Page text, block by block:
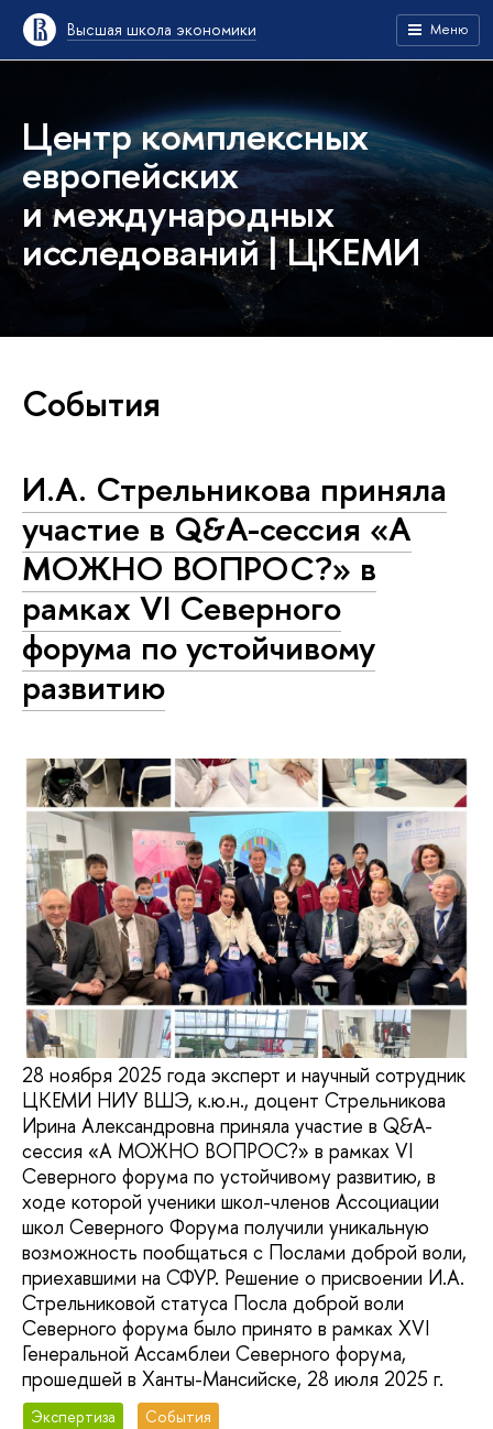
Высшая школа экономики Меню
Центр комплексных
европейских
и международных
исследований | ЦКЕМИ
События
И.А. Стрельникова приняла
участие в Q&A-сессия «А
МОЖНО ВОПРОС?» в
рамках VI Северного
форума по устойчивому
развитию
28 ноября 2025 года эксперт и научный сотрудник
ЦКЕМИ НИУ ВШЭ, к.ю.н., доцент Стрельникова
Ирина Александровна приняла участие в Q&A-
сессия «А МОЖНО ВОПРОС?» в рамках VI
Северного форума по устойчивому развитию, в
ходе которой ученики школ-членов Ассоциации
школ Северного Форума получили уникальную
возможность пообщаться с Послами доброй воли,
приехавшими на СФУР. Решение о присвоении И.А.
Стрельниковой статуса Посла доброй воли
Северного форума было принято в рамках XVI
Генеральной Ассамблеи Северного форума,
прошедшей в Ханты-Мансийске, 28 июля 2025 г.
Экспертиза
События